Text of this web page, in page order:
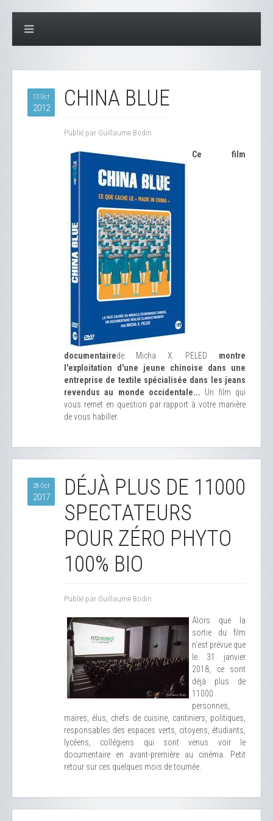
13 Oct
2012 CHINA BLUE
Publié par Guillaume Bodin.
Ce film
documentairede Micha X. PELED montre
l'exploitation d'une jeune chinoise dans une
entreprise de textile spécialisée dans les jeans
revendus au monde occidentale... Un film qui
vous remet en question par rapport à votre manière
de vous habiller.
28 Oct
2017
DÉJÀ PLUS DE 11000
SPECTATEURS
POUR ZÉRO PHYTO
100% BIO
Publié par Guillaume Bodin.
Alors que la
sortie du film
n'est prévue que
le 31 janvier
2018, ce sont
déjà plus de
11000
personnes,
maires, élus, chefs de cuisine, cantiniers, politiques,
responsables des espaces verts, citoyens, étudiants,
lycéens, collégiens qui sont venus voir le
documentaire en avant-première au cinéma. Petit
retour sur ces quelques mois de tournée.